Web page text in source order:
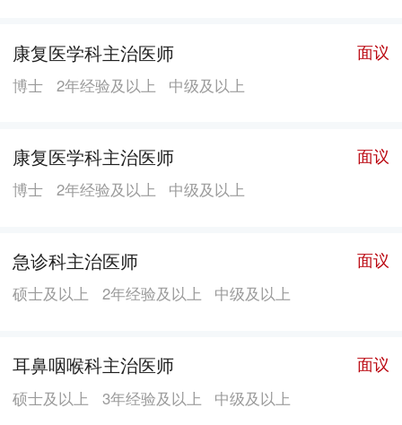
康复医学科主治医师 面议
博士 2年经验及以上 中级及以上
康复医学科主治医师 面议
博士 2年经验及以上 中级及以上
急诊科主治医师 面议
硕士及以上 2年经验及以上 中级及以上
耳鼻咽喉科主治医师 面议
硕士及以上 3年经验及以上 中级及以上